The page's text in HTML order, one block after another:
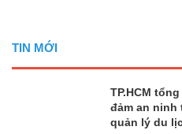
TIN MỚI
TP.HCM
đảm an ninh
quản lý du